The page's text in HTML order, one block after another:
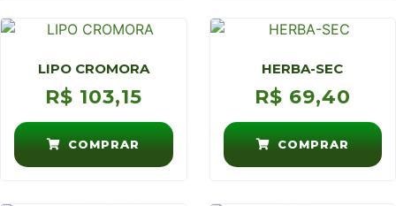
LIPO CROMORA
R$ 103,15
COMPRAR
HERBA-SEC
R$ 69,40
COMPRAR